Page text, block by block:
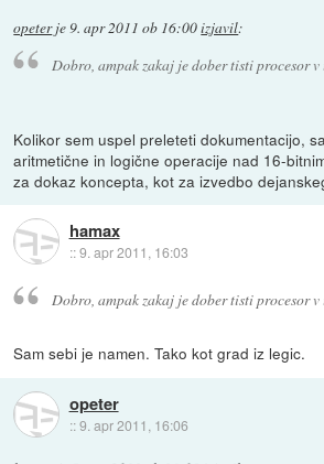
opeterje9. apr 2011 ob 16:00izjavil:
Dobro, ampak zakaj je dober tisti procesor
Kolikor sem uspel preleteti dokumentacijo,
aritmetične in logične operacije nad 16-
za dokaz koncepta, kot za izvedbo
hamax
::9. apr 2011, 16:03
Dobro, ampak zakaj je dober tisti procesor
Sam sebi je namen. Tako kot grad iz legic.
opeter
::9. apr 2011, 16:06